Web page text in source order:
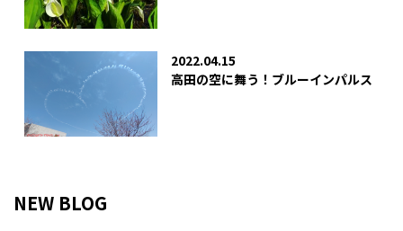
2022.04.15
高田の空に舞う！ブルーインパルス
NEW BLOG